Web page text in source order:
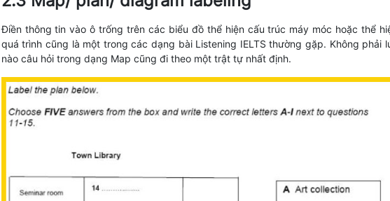
Điền thông tin vào ô trống trên các biểu đồ thể hiện cấu trúc máy móc hoặc thể
quá trình cũng là một trong các dạng bài Listening IELTS thường gặp. Không phải
nào câu hỏi trong dạng Map cũng đi theo một trật tự nhất định.